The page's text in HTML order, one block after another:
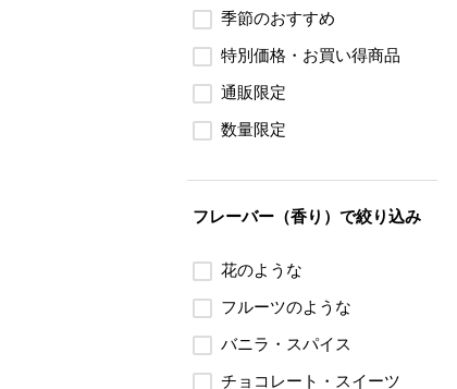
季節のおすすめ
特別価格・お買い得商品
通販限定
数量限定
フレーバー（香り）で絞り込み
花のような
フルーツのような
バニラ・スパイス
チョコレート・スイーツ